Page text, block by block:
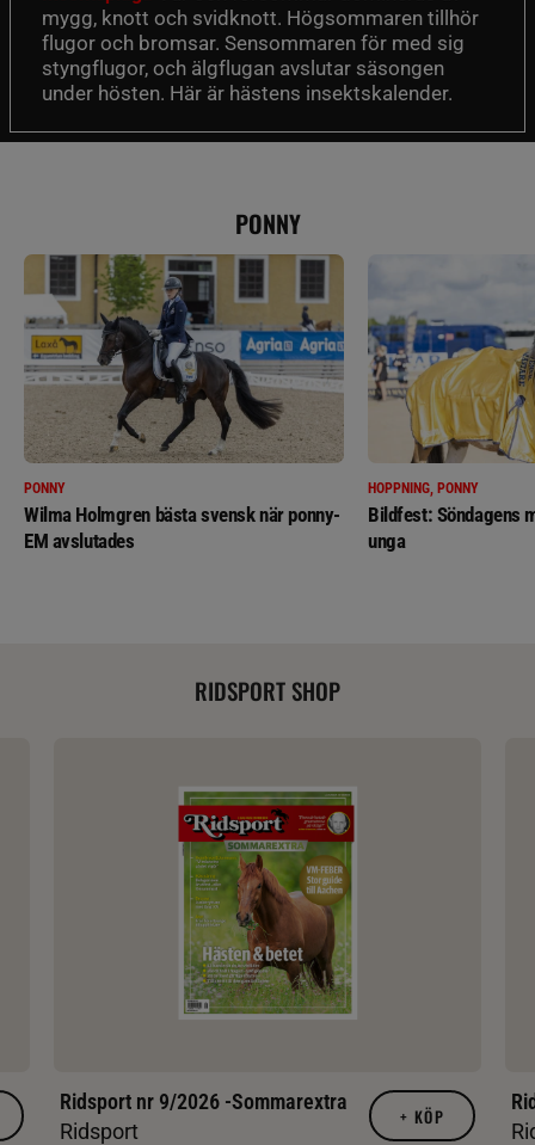
mygg, knott och svidknott. Högsommaren tillhör
flugor och bromsar. Sensommaren för med sig
styngflugor, och älgflugan avslutar säsongen
under hösten. Här är hästens insektskalender.
PONNY
PONNY
Wilma Holmgren bästa svensk när ponny-
EM avslutades
HOPPNING, PONNY
Bildfest: Söndagens
unga
RIDSPORT SHOP
Ridsport nr 9/2026 -Sommarextra
Ridsport
+ KÖP